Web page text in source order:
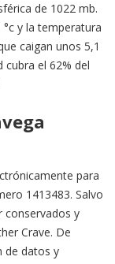
de 1022 mb.
y la temperatura
caigan unos 5,1
cubra el 62% del
para
1413483. Salvo
conservados y
Crave. De
de datos y